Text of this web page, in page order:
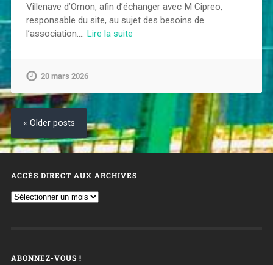
Villenave d’Ornon, afin d’échanger avec M Cipreo,
responsable du site, au sujet des besoins de
l’association.… Lire la suite
20 mars 2026
« Older posts
ACCÈS DIRECT AUX ARCHIVES
ABONNEZ-VOUS !